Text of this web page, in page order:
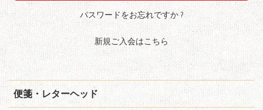
パスワードをお忘れですか ?
新規ご入会はこちら
便箋・レターヘッド